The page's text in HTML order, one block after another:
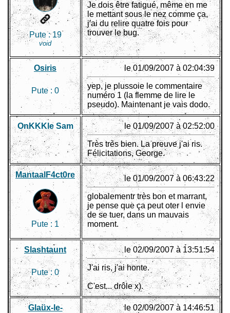
Pute :19
void
Je dois être fatigué, même en me
le mettant sous le nez comme ça,
j'ai du relire quatre fois pour
trouver le bug.
Osiris
Pute : 0
le 01/09/2007 à 02:04:39
yep, je plussoie le commentaire
numéro 1 (la flemme de lire le
pseudo). Maintenant je vais dodo.
OnKKKle Sam le 01/09/2007 à 02:52:00
Très très bien. La preuve j'ai ris.
Félicitations, George.
MantaalF4ct0re
Pute : 1
le 01/09/2007 à 06:43:22
globalementr très bon et marrant,
je pense que ça peut oter l envie
de se tuer, dans un mauvais
moment.
Slashtaunt
Pute : 0
le 02/09/2007 à 13:51:54
J'ai ris, j'ai honte.
C'est... drôle x).
Glaüx-le-
le 02/09/2007 à 14:46:51